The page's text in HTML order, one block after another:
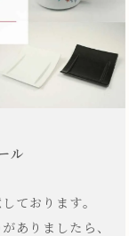
ル
ております。
ありましたら、